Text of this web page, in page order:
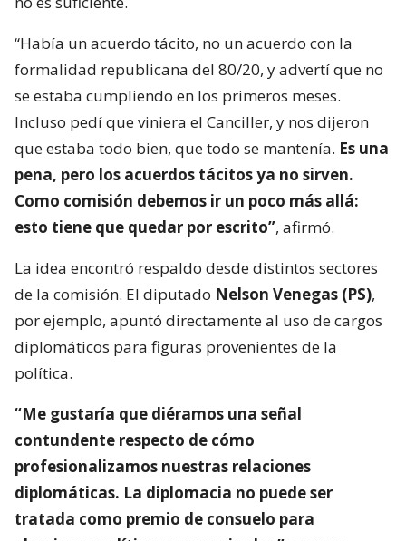
“Había un acuerdo tácito, no un acuerdo con la
formalidad republicana del 80/20, y advertí que no
se estaba cumpliendo en los primeros meses.
Incluso pedí que viniera el Canciller, y nos dijeron
que estaba todo bien, que todo se mantenía. Es una
pena, pero los acuerdos tácitos ya no sirven.
Como comisión debemos ir un poco más allá:
esto tiene que quedar por escrito”, afirmó.
La idea encontró respaldo desde distintos sectores
de la comisión. El diputado Nelson Venegas (PS),
por ejemplo, apuntó directamente al uso de cargos
diplomáticos para figuras provenientes de la
política.
“Me gustaría que diéramos una señal
contundente respecto de cómo
profesionalizamos nuestras relaciones
diplomáticas. La diplomacia no puede ser
tratada como premio de consuelo para